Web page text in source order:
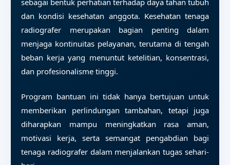
sebagai bentuk perhatian terhadap daya tahan tubuh
dan kondisi kesehatan anggota. Kesehatan tenaga
radiografer merupakan bagian penting dalam
menjaga kontinuitas pelayanan, terutama di tengah
beban kerja yang menuntut ketelitian, konsentrasi,
dan profesionalisme tinggi.
Program bantuan ini tidak hanya bertujuan untuk
memberikan perlindungan tambahan, tetapi juga
diharapkan mampu meningkatkan rasa aman,
motivasi kerja, serta semangat pengabdian bagi
tenaga radiografer dalam menjalankan tugas sehari-